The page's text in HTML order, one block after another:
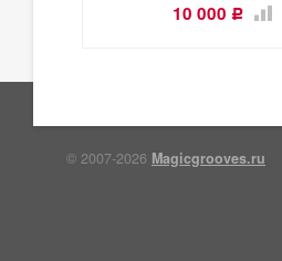
10 000 Р
© 2007-2026 Magicgrooves.ru